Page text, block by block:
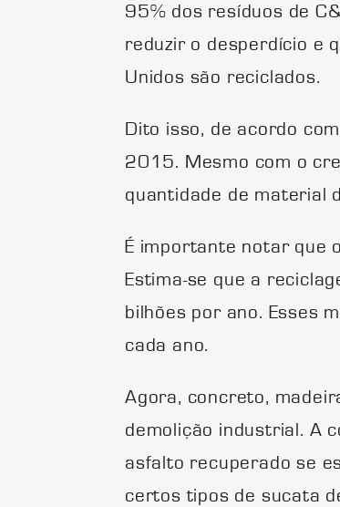
95% dos resíduos de
reduzir o desperdício e
Unidos são reciclados.
Dito isso, de acordo
2015. Mesmo com o
quantidade de material
É importante notar que
Estima-se que a
bilhões por ano. Esses
cada ano.
Agora, concreto,
demolição industrial. A
asfalto recuperado se
certos tipos de sucata